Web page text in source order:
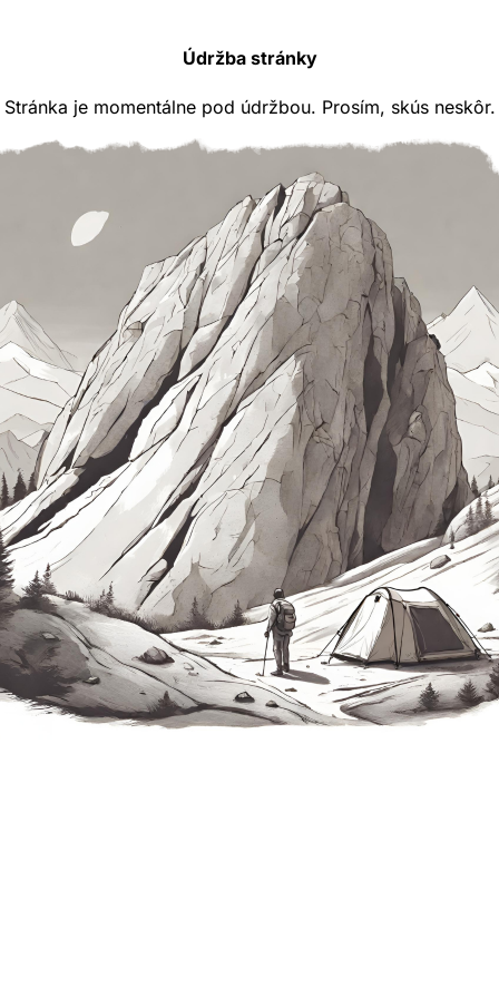
Údržba stránky
Stránka je momentálne pod údržbou. Prosím, skús neskôr.